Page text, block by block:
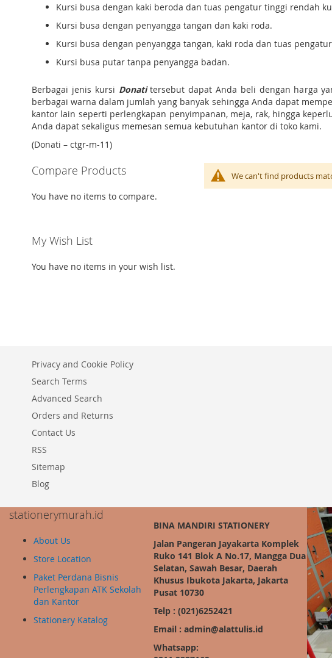
Kursi busa dengan kaki beroda dan tuas pengatur tinggi rendah
Kursi busa dengan penyangga tangan dan kaki roda.
Kursi busa dengan penyangga tangan, kaki roda dan tuas
Kursi busa putar tanpa penyangga badan.
Berbagai jenis kursi Donatitersebut dapat Anda beli dengan harga
berbagai warna dalam jumlah yang banyak sehingga Anda dapat
kantor lain seperti perlengkapan penyimpanan, meja, rak, hingga
Anda dapat sekaligus memesan semua kebutuhan kantor di toko kami.
(Donati – ctgr-m-11)
We can't find products
Compare Products
You have no items to compare.
My Wish List
You have no items in your wish list.
Privacy and Cookie Policy
Search Terms
Advanced Search
Orders and Returns
Contact Us
RSS
Sitemap
Blog
stationerymurah.id
About Us
Store Location
Paket Perdana Bisnis
Perlengkapan ATK Sekolah
dan Kantor
Stationery Katalog
BINA MANDIRI STATIONERY
Jalan Pangeran Jayakarta Komplek
Ruko 141 Blok A No.17, Mangga Dua
Selatan, Sawah Besar, Daerah
Khusus Ibukota Jakarta, Jakarta
Pusat 10730
Telp : (021)6252421
Email : admin@alattulis.id
Whatsapp: